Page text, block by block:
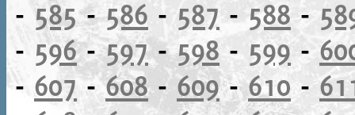
-585-586 - 587-588 -
- 596-597-598 - 599 -
- 607-608-609-610-